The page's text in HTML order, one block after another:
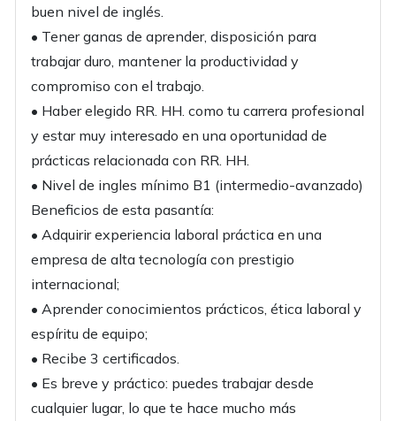
buen nivel de inglés.
• Tener ganas de aprender, disposición para
trabajar duro, mantener la productividad y
compromiso con el trabajo.
• Haber elegido RR. HH. como tu carrera profesional
y estar muy interesado en una oportunidad de
prácticas relacionada con RR. HH.
• Nivel de ingles mínimo B1 (intermedio-avanzado)
Beneficios de esta pasantía:
• Adquirir experiencia laboral práctica en una
empresa de alta tecnología con prestigio
internacional;
• Aprender conocimientos prácticos, ética laboral y
espíritu de equipo;
• Recibe 3 certificados.
• Es breve y práctico: puedes trabajar desde
cualquier lugar, lo que te hace mucho más